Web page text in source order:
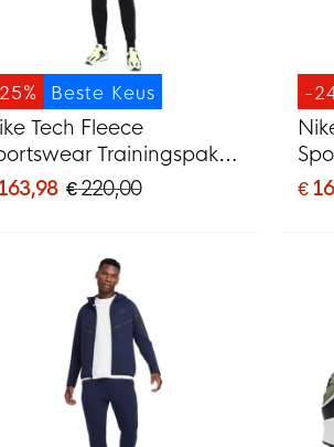
Beste Keus
Tech Fleece
Trainingspak
Donkergrijs
€ 220,00
-
€